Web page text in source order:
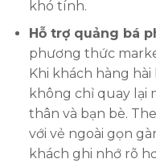
khó tính.
Hỗ trợ quảng bá
phương thức
Khi khách hàng
không chỉ quay lại
thân và bạn bè.
với vẻ ngoài gọn
khách ghi nhớ rõ